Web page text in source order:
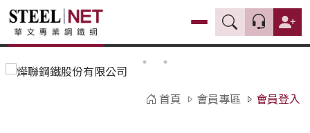
首頁 會員專區 會員登入